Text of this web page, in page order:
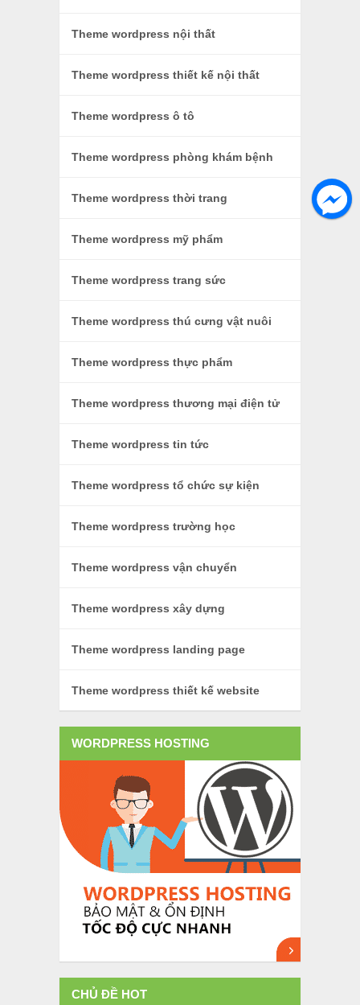
Theme wordpress nội thất
Theme wordpress thiết kế nội thất
Theme wordpress ô tô
Theme wordpress phòng khám bệnh
Theme wordpress thời trang
Theme wordpress mỹ phẩm
Theme wordpress trang sức
Theme wordpress thú cưng vật nuôi
Theme wordpress thực phẩm
Theme wordpress thương mại điện tử
Theme wordpress tin tức
Theme wordpress tổ chức sự kiện
Theme wordpress trường học
Theme wordpress vận chuyển
Theme wordpress xây dựng
Theme wordpress landing page
Theme wordpress thiết kế website
WORDPRESS HOSTING
CHỦ ĐỀ HOT